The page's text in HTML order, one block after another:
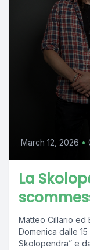
March 12, 2026 •
La
Matteo Cillario ed
Domenica dalle
Skolopendra” e